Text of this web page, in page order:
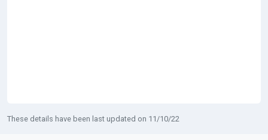
These details have been last updated on 11/10/22